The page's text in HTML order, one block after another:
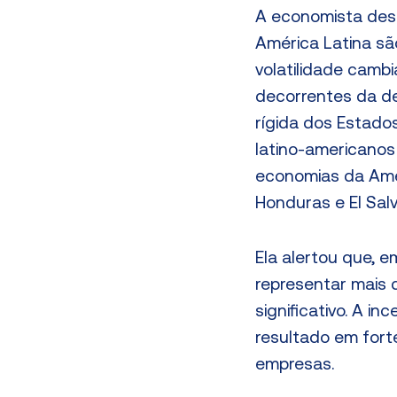
A economista
América Latina
volatilidade
decorrentes da
rígida dos
latino-
economias da
Honduras e El
Ela alertou que,
representar mais
significativo. A
resultado em
empresas.